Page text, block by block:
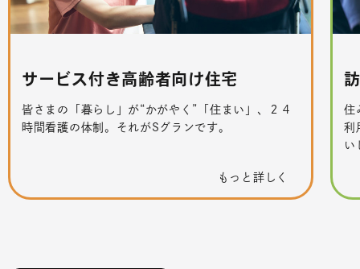
サービス付き高齢者向け住宅
皆さまの「暮らし」が“かがやく”「住まい」、２４
時間看護の体制。それがSグランです。
もっと詳しく
住
利
い